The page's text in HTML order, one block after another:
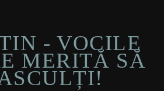
- VOCILE
MERITĂ SĂ